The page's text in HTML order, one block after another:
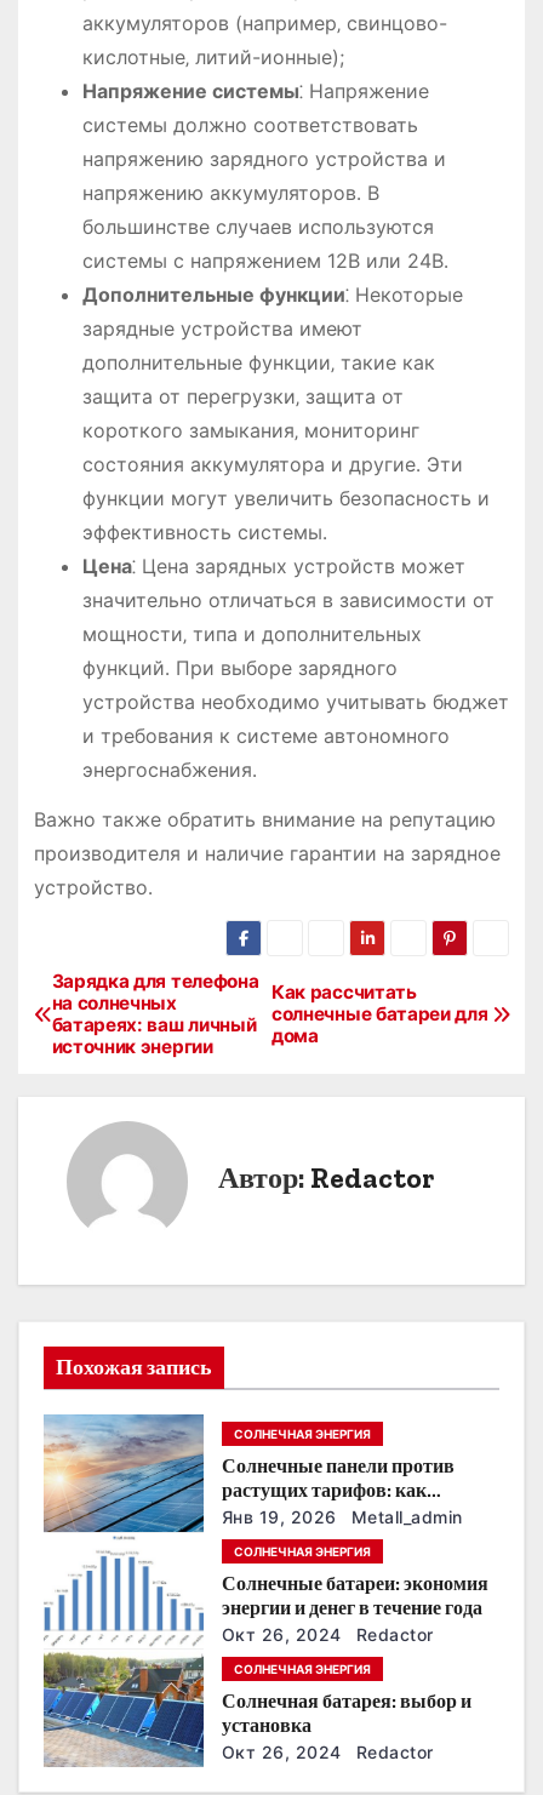
аккумуляторов (например‚ свинцово-
кислотные‚ литий-ионные);
Напряжение системы⁚ Напряжение
системы должно соответствовать
напряжению зарядного устройства и
напряжению аккумуляторов․ В
большинстве случаев используются
системы с напряжением 12В или 24В․
Дополнительные функции⁚ Некоторые
зарядные устройства имеют
дополнительные функции‚ такие как
защита от перегрузки‚ защита от
короткого замыкания‚ мониторинг
состояния аккумулятора и другие․ Эти
функции могут увеличить безопасность и
эффективность системы․
Цена⁚ Цена зарядных устройств может
значительно отличаться в зависимости от
мощности‚ типа и дополнительных
функций․ При выборе зарядного
устройства необходимо учитывать бюджет
и требования к системе автономного
энергоснабжения․
Важно также обратить внимание на репутацию
производителя и наличие гарантии на зарядное
устройство․
Н
ц
я
п
о
з
п
и
с
я
Как рассчитать
солнечные батареи для
дома
Зарядка для телефона
на солнечных
батареях: ваш личный
источник энергии
Автор: Redactor
Похожая запись
СОЛНЕЧНАЯ ЭНЕРГИЯ
Солнечные панели против
растущих тарифов: как
сохранить
энергонезависимость в
ближайшие годы
Янв 19, 2026 Metall_admin
СОЛНЕЧНАЯ ЭНЕРГИЯ
Солнечные батареи: экономия
энергии и денег в течение года
Окт 26, 2024 Redactor
СОЛНЕЧНАЯ ЭНЕРГИЯ
Солнечная батарея: выбор и
установка
Окт 26, 2024 Redactor